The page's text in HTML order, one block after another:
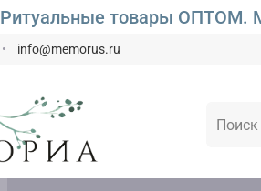
Ритуальные товары ОПТОМ.
info@memorus.ru